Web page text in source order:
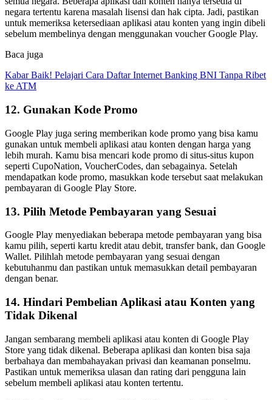
negara tertentu karena masalah lisensi dan hak cipta. Jadi, pastikan
untuk memeriksa ketersediaan aplikasi atau konten yang ingin dibeli
sebelum membelinya dengan menggunakan voucher Google Play.
Baca juga
Kabar Baik! Pelajari Cara Daftar Internet Banking BNI Tanpa Ribet
ke ATM
12. Gunakan Kode Promo
Google Play juga sering memberikan kode promo yang bisa kamu
gunakan untuk membeli aplikasi atau konten dengan harga yang
lebih murah. Kamu bisa mencari kode promo di situs-situs kupon
seperti CupoNation, VoucherCodes, dan sebagainya. Setelah
mendapatkan kode promo, masukkan kode tersebut saat melakukan
pembayaran di Google Play Store.
13. Pilih Metode Pembayaran yang Sesuai
Google Play menyediakan beberapa metode pembayaran yang bisa
kamu pilih, seperti kartu kredit atau debit, transfer bank, dan Google
Wallet. Pilihlah metode pembayaran yang sesuai dengan
kebutuhanmu dan pastikan untuk memasukkan detail pembayaran
dengan benar.
14. Hindari Pembelian Aplikasi atau Konten yang
Tidak Dikenal
Jangan sembarang membeli aplikasi atau konten di Google Play
Store yang tidak dikenal. Beberapa aplikasi dan konten bisa saja
berbahaya dan membahayakan privasi dan keamanan ponselmu.
Pastikan untuk memeriksa ulasan dan rating dari pengguna lain
sebelum membeli aplikasi atau konten tertentu.